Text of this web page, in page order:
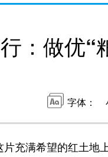
：做优“
字体：
满希望的红土地